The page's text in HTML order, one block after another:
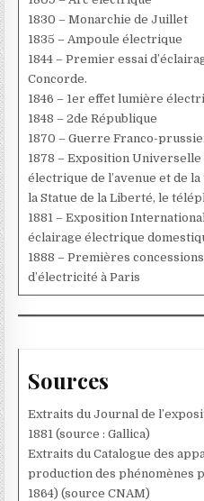
1830 – Monarchie de Juillet
1835 – Ampoule électrique
1844 – Premier essai
Concorde.
1846 – 1er effet lumière
1848 – 2de République
1870 – Guerre Franco-
1878 – Exposition
électrique de l’avenue et de la
la Statue de la Liberté, le
1881 – Exposition
éclairage électrique
1888 – Premières
d’électricité à Paris
Sources
Extraits du Journal de
1881 (source : Gallica)
Extraits du Catalogue des
production des phénomènes
1864) (source CNAM)